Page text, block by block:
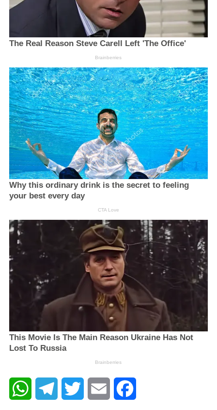
WhatsAppTelegram Twitter Email